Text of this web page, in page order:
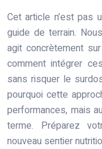
Cet article n’est pas
guide de terrain.
agit concrètement
comment intégrer
sans risquer le
pourquoi cette
performances, mais
terme. Préparez
nouveau sentier